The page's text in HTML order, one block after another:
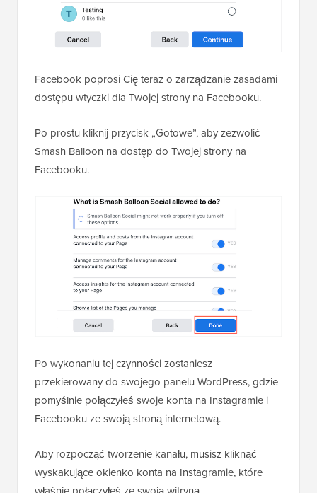
Facebook poprosi Cię teraz o zarządzanie zasadami
dostępu wtyczki dla Twojej strony na Facebooku.
Po prostu kliknij przycisk „Gotowe”, aby zezwolić
Smash Balloon na dostęp do Twojej strony na
Facebooku.
Po wykonaniu tej czynności zostaniesz
przekierowany do swojego panelu WordPress, gdzie
pomyślnie połączyłeś swoje konta na Instagramie i
Facebooku ze swoją stroną internetową.
Aby rozpocząć tworzenie kanału, musisz kliknąć
wyskakujące okienko konta na Instagramie, które